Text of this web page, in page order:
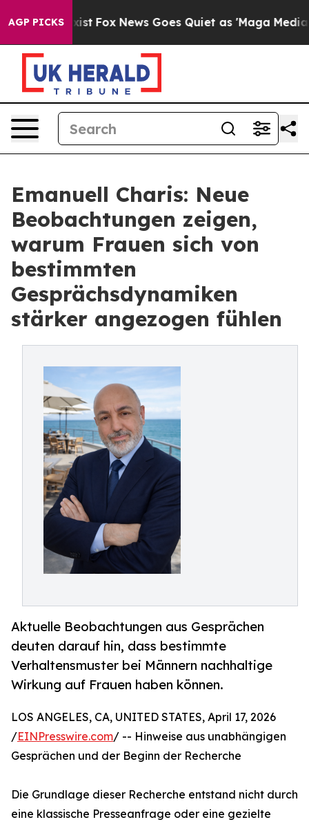
AGP PICKS
Exist Fox News Goes Quiet as 'Maga Media
Emanuell Charis: Neue
Beobachtungen zeigen,
warum Frauen sich von
bestimmten
Gesprächsdynamiken
stärker angezogen fühlen
Aktuelle Beobachtungen aus Gesprächen
deuten darauf hin, dass bestimmte
Verhaltensmuster bei Männern nachhaltige
Wirkung auf Frauen haben können.
LOS ANGELES, CA, UNITED STATES, April 17, 2026
/EINPresswire.com/ -- Hinweise aus unabhängigen
Gesprächen und der Beginn der Recherche
Die Grundlage dieser Recherche entstand nicht durch
eine klassische Presseanfrage oder eine gezielte